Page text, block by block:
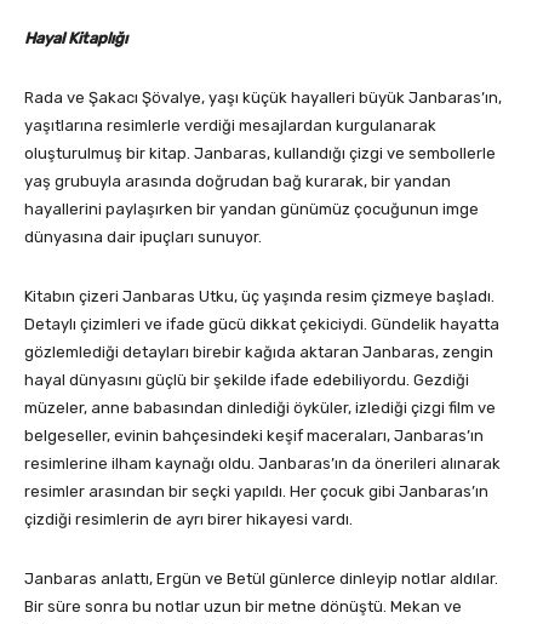
Hayal Kitaplığı
Rada ve Şakacı Şövalye, yaşı küçük hayalleri büyük Janbaras’ın,
yaşıtlarına resimlerle verdiği mesajlardan kurgulanarak
oluşturulmuş bir kitap. Janbaras, kullandığı çizgi ve sembollerle
yaş grubuyla arasında doğrudan bağ kurarak, bir yandan
hayallerini paylaşırken bir yandan günümüz çocuğunun imge
dünyasına dair ipuçları sunuyor.
Kitabın çizeri Janbaras Utku, üç yaşında resim çizmeye başladı.
Detaylı çizimleri ve ifade gücü dikkat çekiciydi. Gündelik hayatta
gözlemlediği detayları birebir kağıda aktaran Janbaras, zengin
hayal dünyasını güçlü bir şekilde ifade edebiliyordu. Gezdiği
müzeler, anne babasından dinlediği öyküler, izlediği çizgi film ve
belgeseller, evinin bahçesindeki keşif maceraları, Janbaras’ın
resimlerine ilham kaynağı oldu. Janbaras’ın da önerileri alınarak
resimler arasından bir seçki yapıldı. Her çocuk gibi Janbaras’ın
çizdiği resimlerin de ayrı birer hikayesi vardı.
Janbaras anlattı, Ergün ve Betül günlerce dinleyip notlar aldılar.
Bir süre sonra bu notlar uzun bir metne dönüştü. Mekan ve